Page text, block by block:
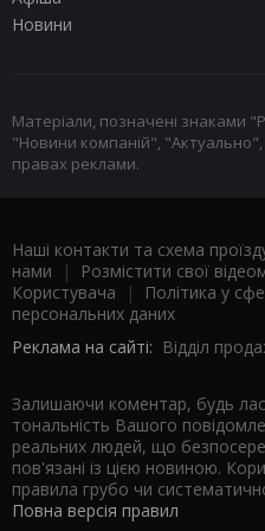
Новини
Матеріали, позначені знаками
"Новини компаній",
правах реклами.
Наші контакти та схема
нами | Розмістити свої
Користувача |
Політика у
персональних даних
Реклама на сайті: Відділ
Залишаючи коментар, будь
тональність Вашого
реальних людей, що
пов'язані із цією новиною.
правила грубо чи
Повна версія правил